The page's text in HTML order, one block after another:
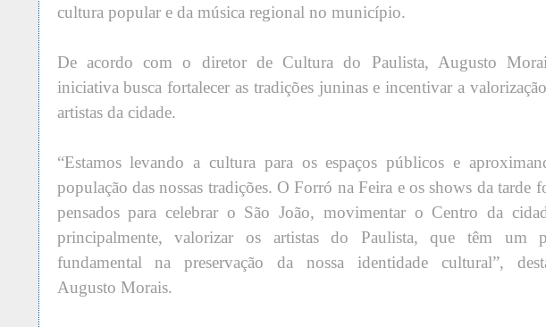
cultura popular e da música regional no município.
De acordo com o diretor de Cultura do Paulista, Augusto
iniciativa busca fortalecer as tradições juninas e incentivar a
artistas da cidade.
“Estamos levando a cultura para os espaços públicos e
população das nossas tradições. O Forró na Feira e os shows da tarde
pensados para celebrar o São João, movimentar o Centro da
principalmente, valorizar os artistas do Paulista, que têm um
fundamental na preservação da nossa identidade cultural”,
Augusto Morais.